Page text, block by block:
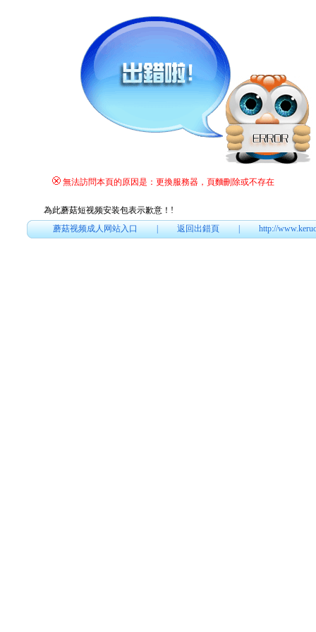
無法訪問本頁的原因是：更換服務器，頁麵刪除或不存在
為此蘑菇短视频安装包表示歉意！ !
蘑菇视频成人网站入口|返回出錯頁|http://